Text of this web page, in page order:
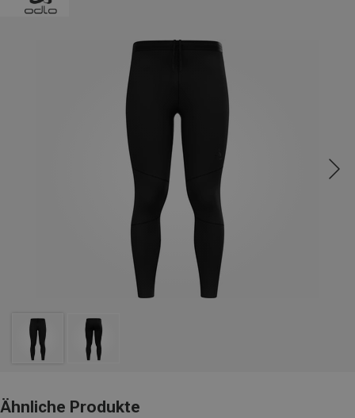
Ähnliche Produkte